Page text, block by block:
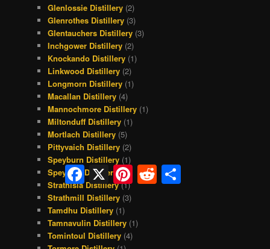
Glenlossie Distillery (2)
Glenrothes Distillery (3)
Glentauchers Distillery (3)
Inchgower Distillery (2)
Knockando Distillery (1)
Linkwood Distillery (2)
Longmorn Distillery (1)
Macallan Distillery (4)
Mannochmore Distillery (1)
Miltonduff Distillery (1)
Mortlach Distillery (5)
Pittyvaich Distillery (2)
Speyburn Distillery (1)
Speyside Distillery(1)
Strathisla Distillery(1)
Strathmill Distillery (3)
Tamdhu Distillery (1)
Tamnavulin Distillery (1)
Tomintoul Distillery (4)
Facebook
X PinterestReddit